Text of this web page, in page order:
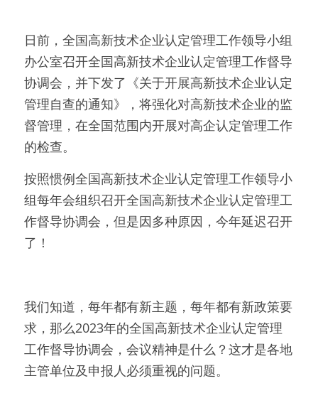
日前，全国高新技术企业认定管理工作领导小组
办公室召开全国高新技术企业认定管理工作督导
协调会，并下发了《关于开展高新技术企业认定
管理自查的通知》，将强化对高新技术企业的监
督管理，在全国范围内开展对高企认定管理工作
的检查。
按照惯例全国高新技术企业认定管理工作领导小
组每年会组织召开全国高新技术企业认定管理工
作督导协调会，但是因多种原因，今年延迟召开
了！
我们知道，每年都有新主题，每年都有新政策要
求，那么2023年的全国高新技术企业认定管理
工作督导协调会，会议精神是什么？这才是各地
主管单位及申报人必须重视的问题。